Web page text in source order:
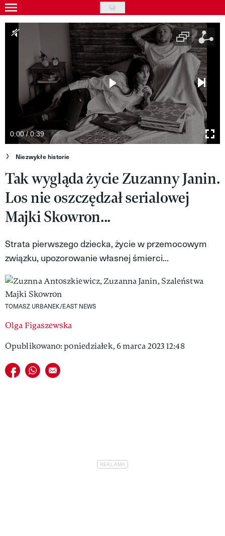
Skip
to
main
Gwiazdy
Styl życia
Kultura
Wideo
Nasze akcje
VIVA!ART
VIVA!MODA
VIVA!MAN
VIVA!PEOPLE POWER
VIVA!ITAKA
MAGAZYN VIVA!
0:00 / 0:39
Niezwykłe historie
Tak wygląda życie Zuzanny Janin.
Los nie oszczędzał serialowej
Majki Skowron...
Strata pierwszego dziecka, życie w przemocowym
związku, upozorowanie własnej śmierci...
TOMASZ URBANEK/EAST NEWS
Olga Figaszewska
Opublikowano: poniedziałek, 6 marca 2023 12:48
Udostępnij na facebook
Udostępnij na whatsapp
E-mail do przyjaciela